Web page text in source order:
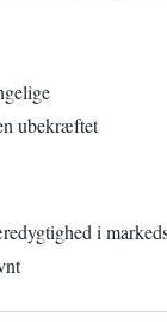
ubekræftet
i